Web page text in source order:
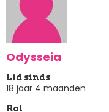
Odysseia
Lid sinds
18 jaar 4 maanden
Rol